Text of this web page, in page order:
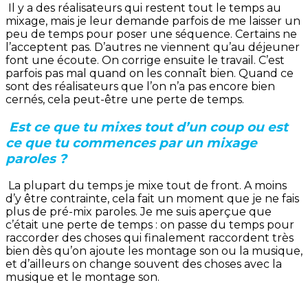
Il y a des réalisateurs qui restent tout le temps au
mixage, mais je leur demande parfois de me laisser un
peu de temps pour poser une séquence. Certains ne
l’acceptent pas. D’autres ne viennent qu’au déjeuner
font une écoute. On corrige ensuite le travail. C’est
parfois pas mal quand on les connaît bien. Quand ce
sont des réalisateurs que l’on n’a pas encore bien
cernés, cela peut-être une perte de temps.
Est ce que tu mixes tout d’un coup ou est
ce que tu commences par un mixage
paroles ?
La plupart du temps je mixe tout de front. A moins
d’y être contrainte, cela fait un moment que je ne fais
plus de pré-mix paroles. Je me suis aperçue que
c’était une perte de temps : on passe du temps pour
raccorder des choses qui finalement raccordent très
bien dès qu’on ajoute les montage son ou la musique,
et d’ailleurs on change souvent des choses avec la
musique et le montage son.